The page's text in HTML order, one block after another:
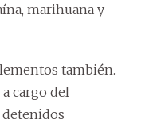
marihuana y
también.
cargo del